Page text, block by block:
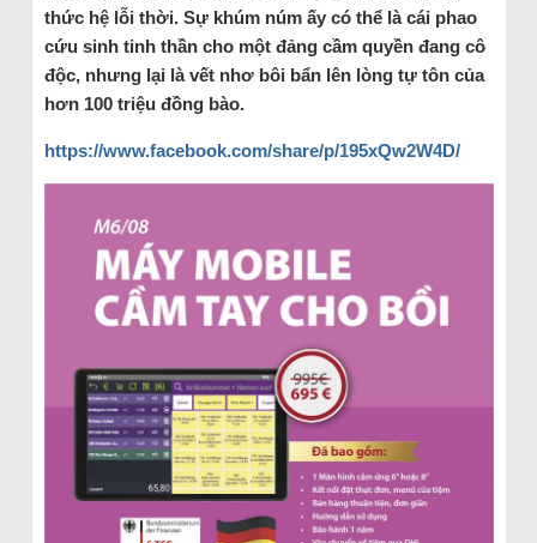
thức hệ lỗi thời. Sự khúm núm ấy có thể là cái phao
cứu sinh tinh thần cho một đảng cầm quyền đang cô
độc, nhưng lại là vết nhơ bôi bẩn lên lòng tự tôn của
hơn 100 triệu đồng bào.
https://www.facebook.com/share/p/195xQw2W4D/